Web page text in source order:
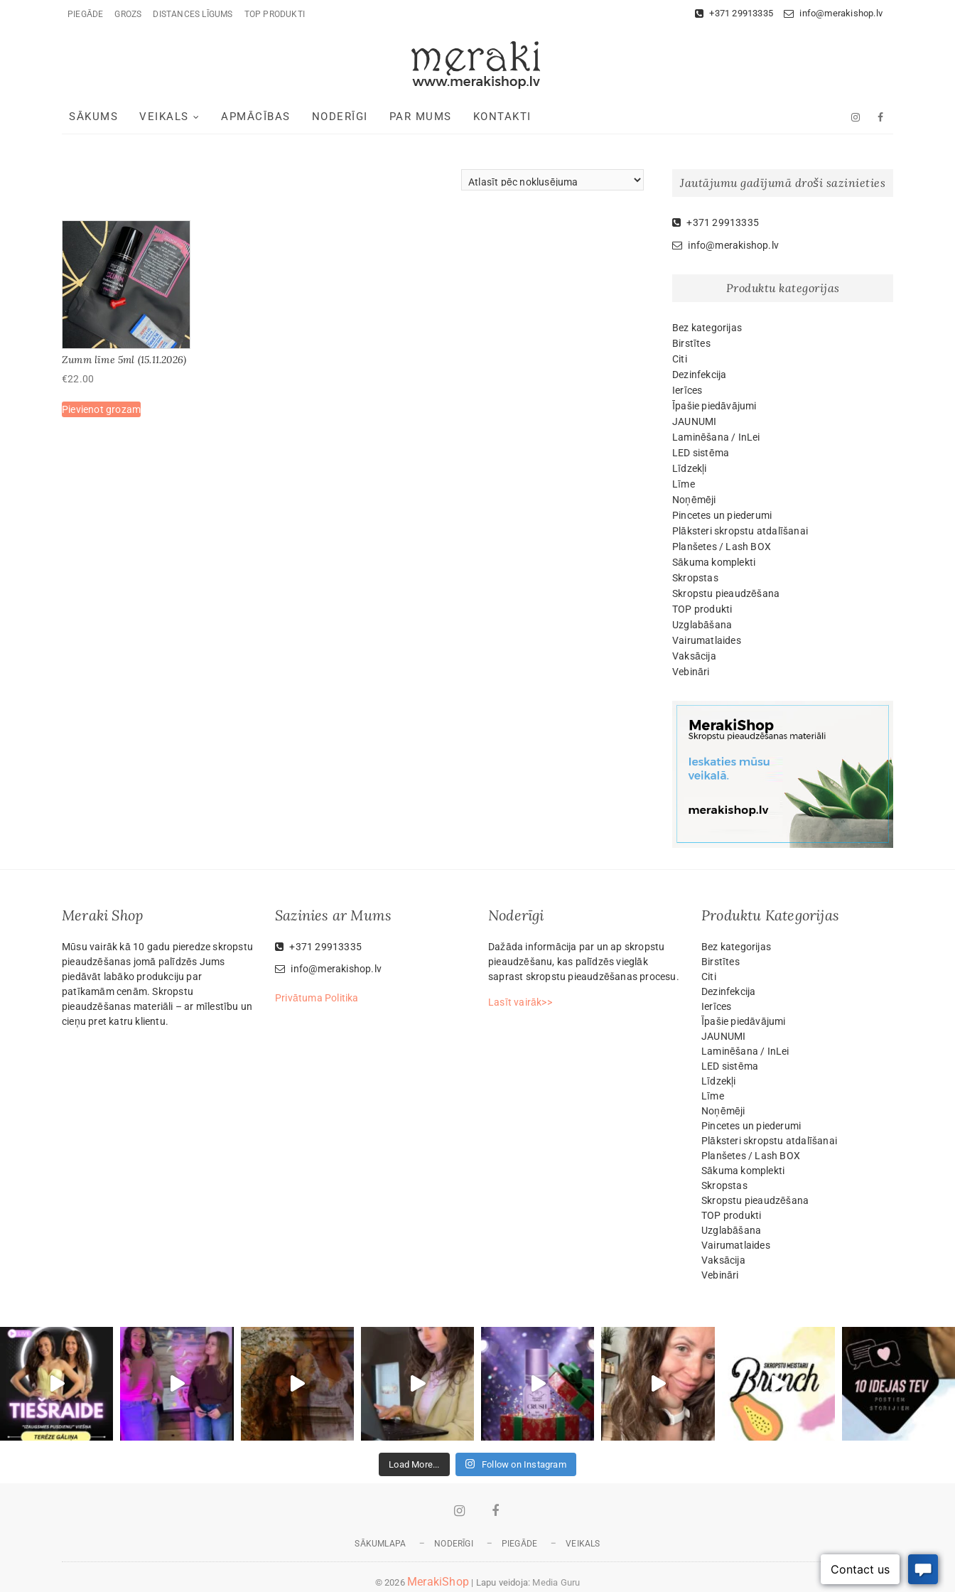
+371 29913335 info@merakishop.lv
PIEGĀDE GROZS DISTANCES LĪGUMS TOP PRODUKTI
InstagramFacebook
SĀKUMS VEIKALS APMĀCĪBAS NODERĪGI PAR MUMS KONTAKTI
Zumm līme 5ml (15.11.2026)
€22.00
Pievienot grozam
Jautājumu gadījumā droši sazinieties
+371 29913335
info@merakishop.lv
Produktu kategorijas
Bez kategorijas
Birstītes
Citi
Dezinfekcija
Ierīces
Īpašie piedāvājumi
JAUNUMI
Laminēšana / InLei
LED sistēma
Līdzekļi
Līme
Noņēmēji
Pincetes un piederumi
Plāksteri skropstu atdalīšanai
Planšetes / Lash BOX
Sākuma komplekti
Skropstas
Skropstu pieaudzēšana
TOP produkti
Uzglabāšana
Vairumatlaides
Vaksācija
Vebināri
Meraki Shop
Mūsu vairāk kā 10 gadu pieredze skropstu
pieaudzēšanas jomā palīdzēs Jums
piedāvāt labāko produkciju par
patīkamām cenām. Skropstu
pieaudzēšanas materiāli – ar mīlestību un
cieņu pret katru klientu.
Sazinies ar Mums
+371 29913335
info@merakishop.lv
Privātuma Politika
Noderīgi
Dažāda informācija par un ap skropstu
pieaudzēšanu, kas palīdzēs vieglāk
saprast skropstu pieaudzēšanas procesu.
Lasīt vairāk>>
Produktu Kategorijas
Bez kategorijas
Birstītes
Citi
Dezinfekcija
Ierīces
Īpašie piedāvājumi
JAUNUMI
Laminēšana / InLei
LED sistēma
Līdzekļi
Līme
Noņēmēji
Pincetes un piederumi
Plāksteri skropstu atdalīšanai
Planšetes / Lash BOX
Sākuma komplekti
Skropstas
Skropstu pieaudzēšana
TOP produkti
Uzglabāšana
Vairumatlaides
Vaksācija
Vebināri
Load More... Follow on Instagram
InstagramFacebook
SĀKUMLAPA NODERĪGI PIEGĀDE VEIKALS
© 2026 MerakiShop | Lapu veidoja: Media Guru